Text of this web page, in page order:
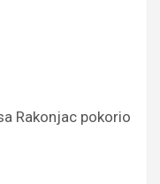
Rakonjac pokorio